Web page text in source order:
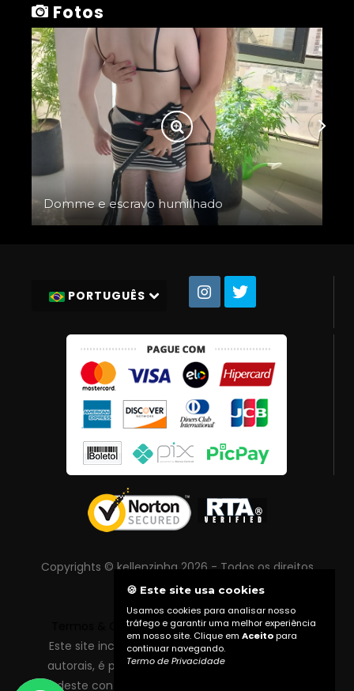
Fotos
Domme e escravo humilhado
PORTUGUÊS
Copyrights © kellenzinha 2026 - Todos os direitos
reservados
Termos & Condições |Política de Privacidade
Este site inclui conteúdo protegido por direitos
autorais, é proibida reprodução total ou parcial
deste conteúdo sem autorização prévia do
🍪 Este site usa cookies
Usamos cookies para analisar nosso
tráfego e garantir uma melhor experiência
em nosso site. Clique em Aceitopara
continuar navegando.
Termo de Privacidade